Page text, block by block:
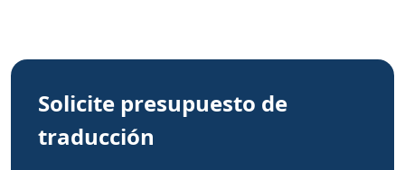
Solicite presupuesto de
traducción